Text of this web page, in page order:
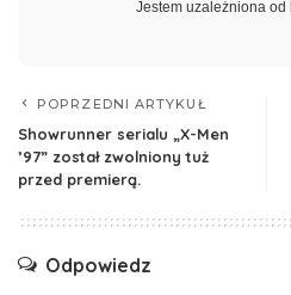
Jestem uzależniona od
POPRZEDNI ARTYKUŁ
Showrunner serialu „X-Men
’97” został zwolniony tuż
przed premierą.
Odpowiedz